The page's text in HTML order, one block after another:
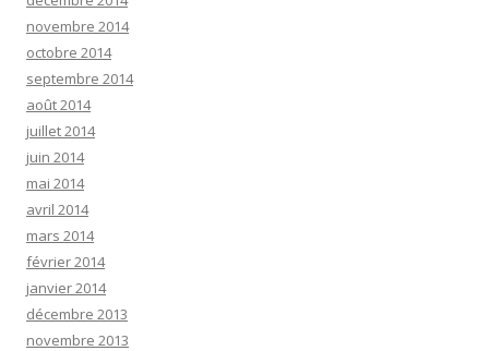
novembre 2014
octobre 2014
septembre 2014
août 2014
juillet 2014
juin 2014
mai 2014
avril 2014
mars 2014
février 2014
janvier 2014
décembre 2013
novembre 2013